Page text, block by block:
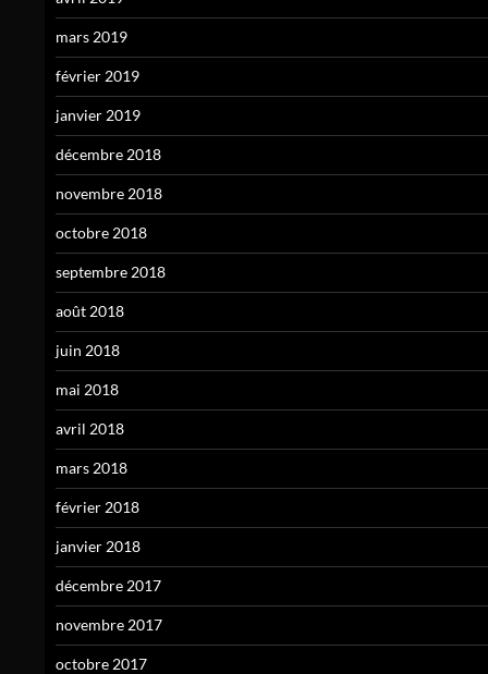
mars 2019
février 2019
janvier 2019
décembre 2018
novembre 2018
octobre 2018
septembre 2018
août 2018
juin 2018
mai 2018
avril 2018
mars 2018
février 2018
janvier 2018
décembre 2017
novembre 2017
octobre 2017